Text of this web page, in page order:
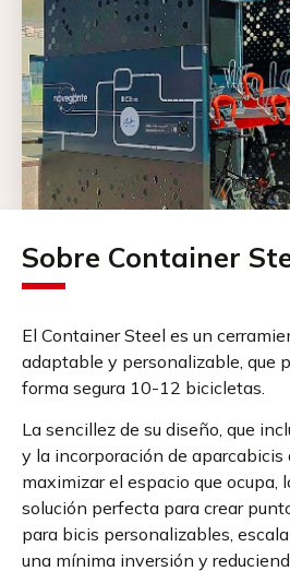
Sobre Container
El Container Steel es un
adaptable y personalizable, que
forma segura 10-12 bicicletas.
La sencillez de su diseño, que
y la incorporación de aparcabicis
maximizar el espacio que ocupa,
solución perfecta para crear
para bicis personalizables,
una mínima inversión y